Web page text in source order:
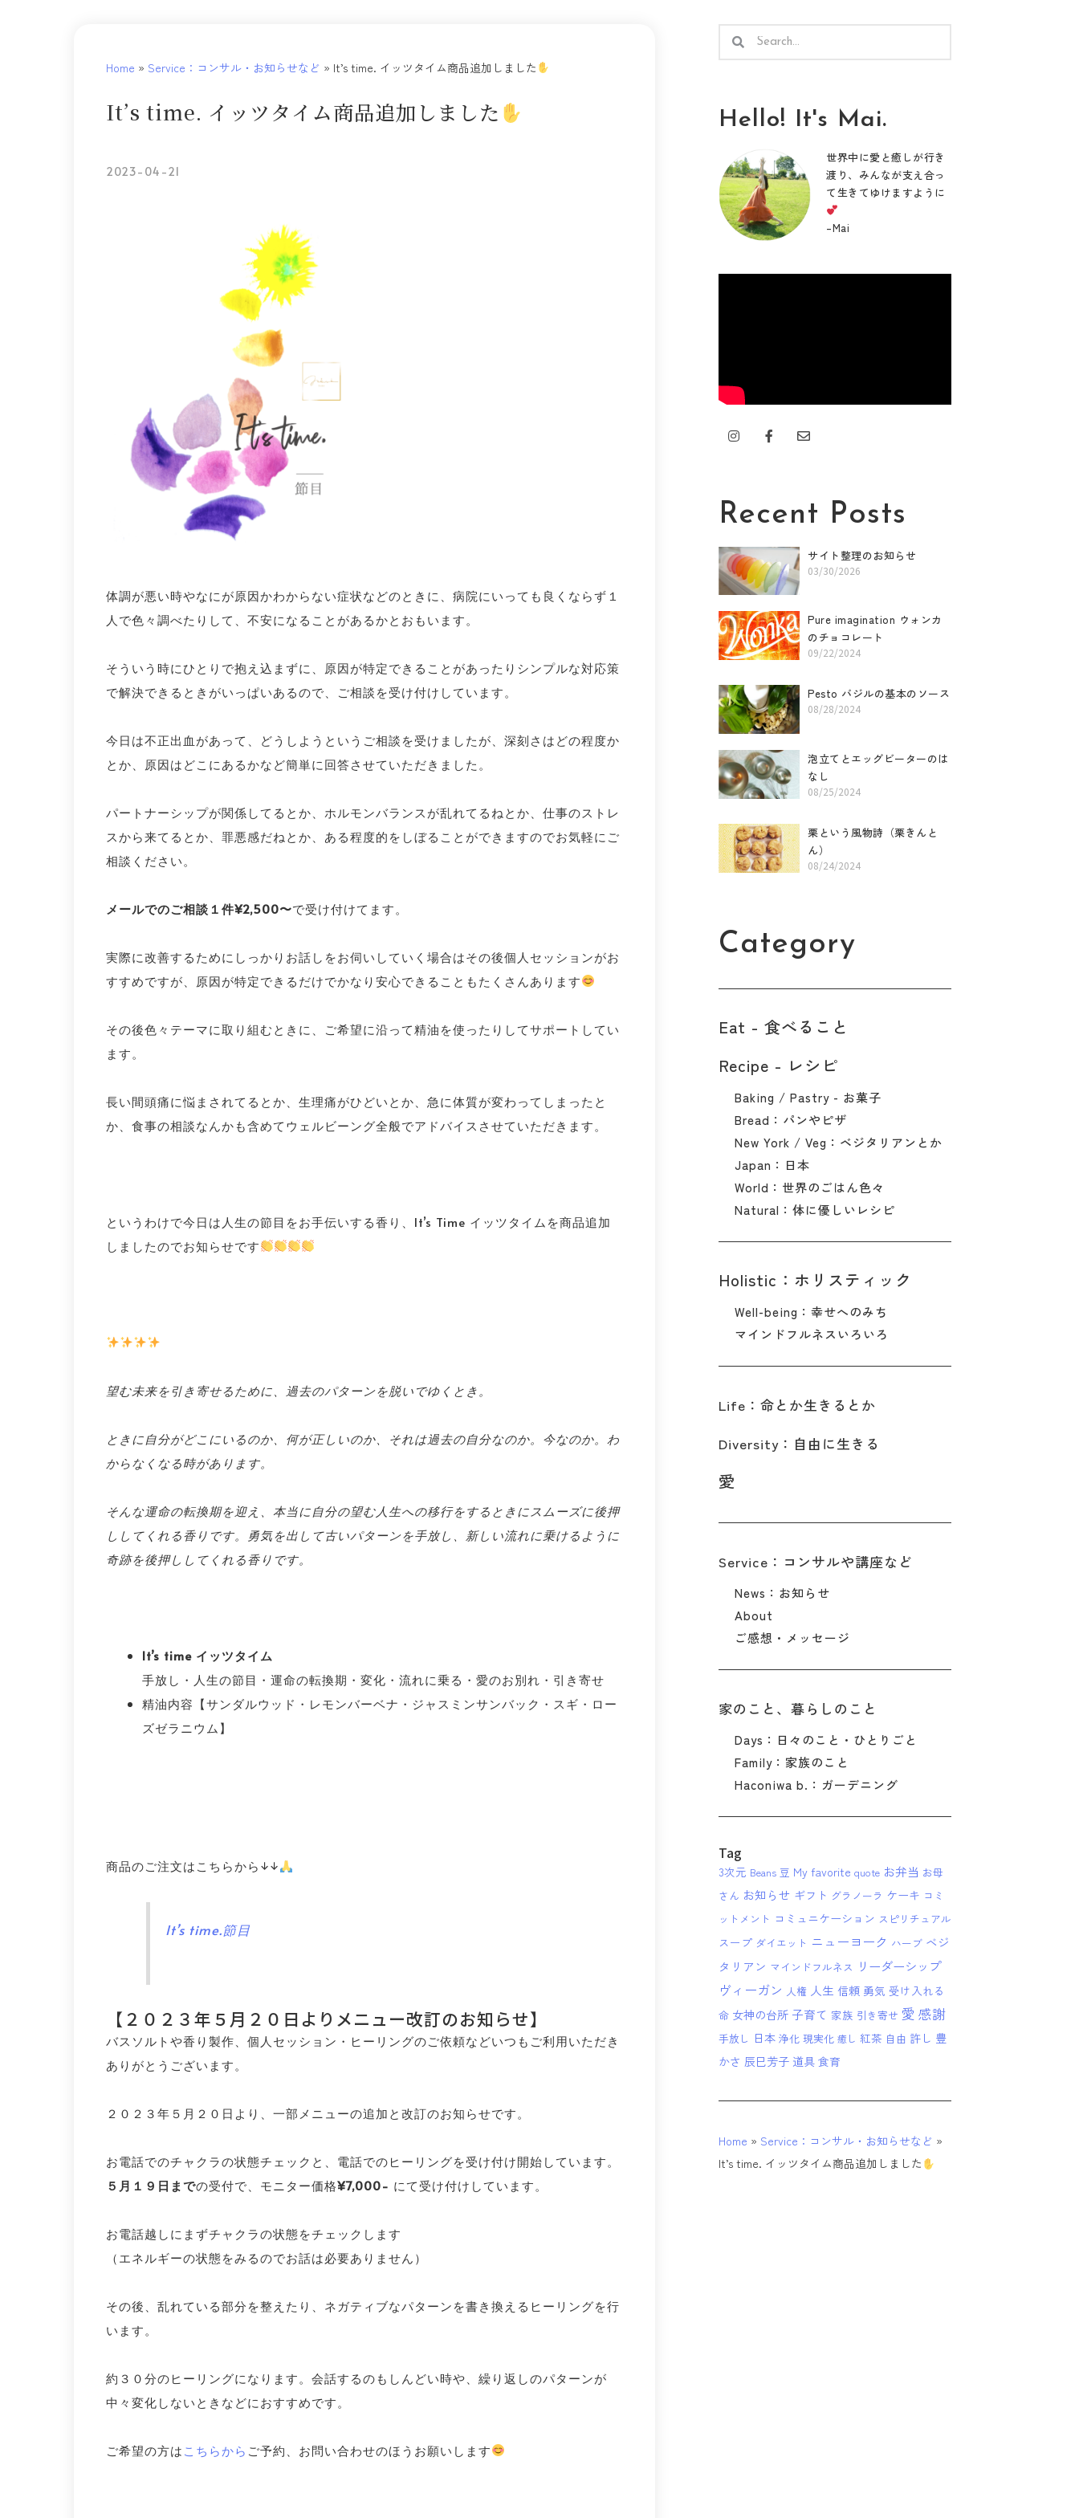
Home » Service：コンサル・お知らせなど » It’s time. イッツタイム商品追加しました
It’s time. イッツタイム商品追加しました
2023-04-21
体調が悪い時やなにが原因かわからない症状などのときに、病院にいっても良くならず１
人で色々調べたりして、不安になることがあるかとおもいます。
そういう時にひとりで抱え込まずに、原因が特定できることがあったりシンプルな対応策
で解決できるときがいっぱいあるので、ご相談を受け付けしています。
今日は不正出血があって、どうしようというご相談を受けましたが、深刻さはどの程度か
とか、原因はどこにあるかなど簡単に回答させていただきました。
パートナーシップが関係してるとか、ホルモンバランスが乱れてるねとか、仕事のストレ
スから来てるとか、罪悪感だねとか、ある程度的をしぼることができますのでお気軽にご
相談ください。
メールでのご相談１件¥2,500〜で受け付けてます。
実際に改善するためにしっかりお話しをお伺いしていく場合はその後個人セッションがお
すすめですが、原因が特定できるだけでかなり安心できることもたくさんあります
その後色々テーマに取り組むときに、ご希望に沿って精油を使ったりしてサポートしてい
ます。
長い間頭痛に悩まされてるとか、生理痛がひどいとか、急に体質が変わってしまったと
か、食事の相談なんかも含めてウェルビーング全般でアドバイスさせていただきます。
というわけで今日は人生の節目をお手伝いする香り、It’s Time イッツタイムを商品追加
しましたのでお知らせです
望む未来を引き寄せるために、過去のパターンを脱いでゆくとき。
ときに自分がどこにいるのか、何が正しいのか、それは過去の自分なのか。今なのか。わ
からなくなる時があります。
そんな運命の転換期を迎え、本当に自分の望む人生への移行をするときにスムーズに後押
ししてくれる香りです。勇気を出して古いパターンを手放し、新しい流れに乗けるように
奇跡を後押ししてくれる香りです。
It’s time イッツタイム
手放し・人生の節目・運命の転換期・変化・流れに乗る・愛のお別れ・引き寄せ
精油内容【サンダルウッド・レモンバーベナ・ジャスミンサンバック・スギ・ロー
ズゼラニウム】
商品のご注文はこちらから↓↓
It’s time.節目
【２０２３年５月２０日よりメニュー改訂のお知らせ】
バスソルトや香り製作、個人セッション・ヒーリングのご依頼などいつもご利用いただき
ありがとうございます。
２０２３年５月２０日より、一部メニューの追加と改訂のお知らせです。
お電話でのチャクラの状態チェックと、電話でのヒーリングを受け付け開始しています。
５月１９日までの受付で、モニター価格¥7,000- にて受け付けしています。
お電話越しにまずチャクラの状態をチェックします
（エネルギーの状態をみるのでお話は必要ありません）
その後、乱れている部分を整えたり、ネガティブなパターンを書き換えるヒーリングを行
います。
約３０分のヒーリングになります。会話するのもしんどい時や、繰り返しのパターンが
中々変化しないときなどにおすすめです。
ご希望の方はこちらから ご予約、お問い合わせのほうお願いします
索
索
Hello! It's Mai.
世界中に愛と癒しが行き
渡り、みんなが支え合っ
て生きてゆけますように
–Mai
I
n
r
a
m
F
a
k
-
f
E
n
e
Recent Posts
サイト整理のお知らせ
03/30/2026
Pure imagination ウォンカ
のチョコレート
09/22/2024
Pesto バジルの基本のソース
08/28/2024
泡立てとエッグビーターのは
なし
08/25/2024
栗という風物詩（栗きんと
ん）
08/24/2024
Category
Eat - 食べること​
Recipe - レシピ
Baking / Pastry - お菓子
Bread：パンやピザ
New York / Veg：ベジタリアンとか
Japan：日本
World：世界のごはん色々
Natural：体に優しいレシピ
Holistic：ホリスティック
Well-being：幸せへのみち
マインドフルネスいろいろ
Life：命とか生きるとか
Diversity：自由に生きる
愛
Service：コンサルや講座など
News：お知らせ
About
ご感想・メッセージ
家のこと、暮らしのこと
Days：日々のこと・ひとりごと
Family：家族のこと
Haconiwa b.：ガーデニング
Tag
3次元 Beans 豆 My favorite quote お弁当 お母
さん お知らせ ギフト グラノーラ ケーキ コミ
ットメント コミュニケーション スピリチュアル
スープ ダイエット ニューヨーク ハーブ ベジ
タリアン マインドフルネス リーダーシップ
ヴィーガン 人権 人生 信頼 勇気 受け入れる
命 女神の台所 子育て 家族 引き寄せ 愛 感謝
手放し 日本 浄化 現実化 癒し 紅茶 自由 許し 豊
かさ 辰巳芳子 道具 食育
Home » Service：コンサル・お知らせなど »
It’s time. イッツタイム商品追加しました